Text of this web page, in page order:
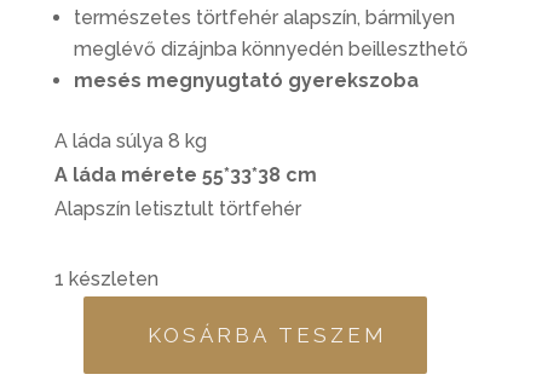
természetes törtfehér alapszín, bármilyen
meglévő dizájnba könnyedén beilleszthető
mesés megnyugtató gyerekszoba
A láda súlya 8 kg
A láda mérete 55*33*38 cm
Alapszín letisztult törtfehér
1 készleten
KOSÁRBA TESZEM